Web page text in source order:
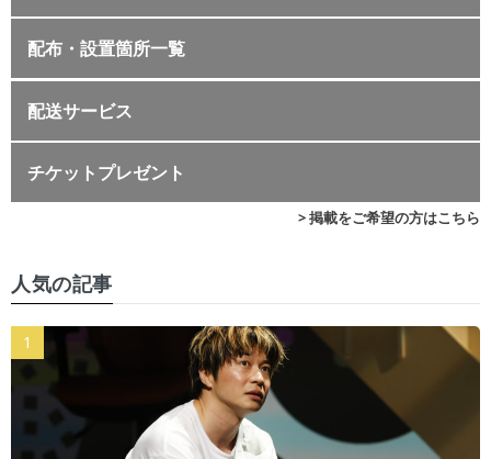
配布・設置箇所一覧
配送サービス
チケットプレゼント
> 掲載をご希望の方はこちら
人気の記事